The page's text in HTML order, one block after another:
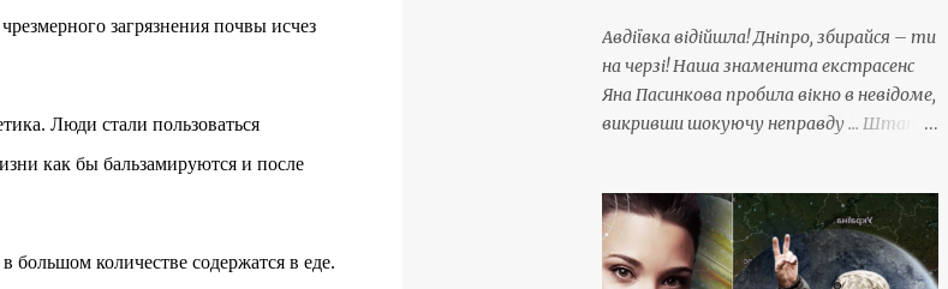
загрязнения почвы исчез
Люди стали пользоваться
как бы бальзамируются и после
количестве содержатся в еде.
Авдіївка відійшла! Дніпро, збирайся – ти
на черзі! Наша знаменита екстрасенс
Яна Пасинкова пробила вікно в невідоме,
викривши шокуючу неправду ... Штати